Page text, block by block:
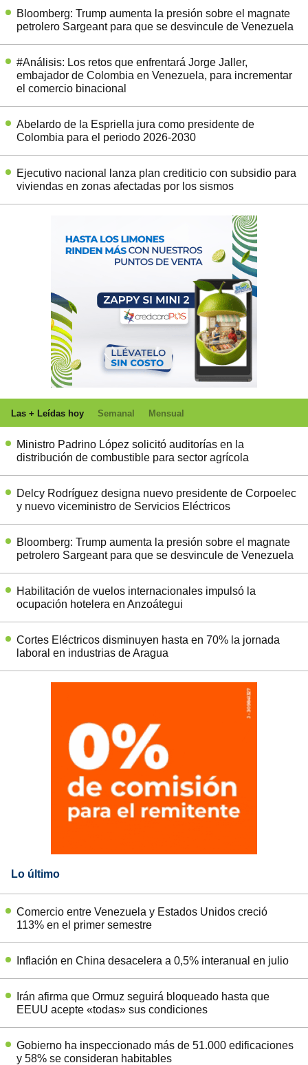
Bloomberg: Trump aumenta la presión sobre el magnate
petrolero Sargeant para que se desvincule de Venezuela
#Análisis: Los retos que enfrentará Jorge Jaller,
embajador de Colombia en Venezuela, para incrementar
el comercio binacional
Abelardo de la Espriella jura como presidente de
Colombia para el periodo 2026-2030
Ejecutivo nacional lanza plan crediticio con subsidio para
viviendas en zonas afectadas por los sismos
Las + Leídas hoy Semanal Mensual
Ministro Padrino López solicitó auditorías en la
distribución de combustible para sector agrícola
Delcy Rodríguez designa nuevo presidente de Corpoelec
y nuevo viceministro de Servicios Eléctricos
Bloomberg: Trump aumenta la presión sobre el magnate
petrolero Sargeant para que se desvincule de Venezuela
Habilitación de vuelos internacionales impulsó la
ocupación hotelera en Anzoátegui
Cortes Eléctricos disminuyen hasta en 70% la jornada
laboral en industrias de Aragua
Lo último
Comercio entre Venezuela y Estados Unidos creció
113% en el primer semestre
Inflación en China desacelera a 0,5% interanual en julio
Irán afirma que Ormuz seguirá bloqueado hasta que
EEUU acepte «todas» sus condiciones
Gobierno ha inspeccionado más de 51.000 edificaciones
y 58% se consideran habitables